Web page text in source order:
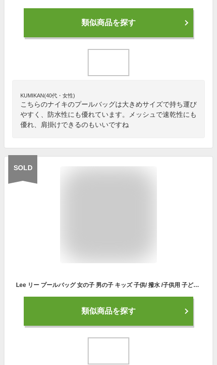
類似商品を探す
KUMIKAN(40代・女性)
こちらのナイキのプールバッグは大きめサイズで持ち運び
やすく、防水性にも優れています。メッシュで速乾性にも
優れ、肩掛けできるのもいいですね
SOLD
Lee リー プールバッグ 女の子 男の子 キッズ 子供/ 撥水 /子供用 子ども こども ジュニア 高校生 中学生 小学生 小学校 保育園 幼稚園 スイミングバッグ 通学 海 プール 夏 水着バッグ 水泳バッグ トートバッグ 可愛い かわいい おしゃれ 透明 半透明 クリア ブランド/ r
類似商品を探す